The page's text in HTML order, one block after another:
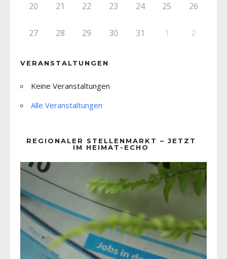
20 21 22 23 24 25 26
27 28 29 30 31 1 2
VERANSTALTUNGEN
Keine Veranstaltungen
Alle Veranstaltungen
REGIONALER STELLENMARKT – JETZT
IM HEIMAT-ECHO
Player